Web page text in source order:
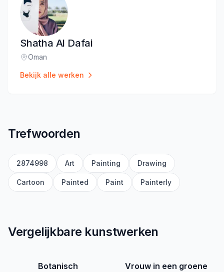
Shatha Al Dafai
Locatie:
Oman
Bekijk alle werken
Trefwoorden
2874998 Art Painting Drawing
Cartoon Painted Paint Painterly
Vergelijkbare kunstwerken
Botanisch
Vrouw in een groene